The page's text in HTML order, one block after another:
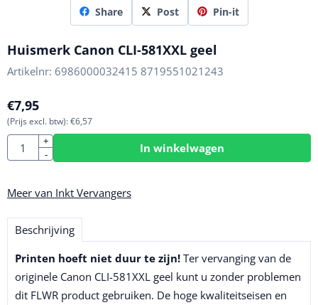
Share Post Pin-it
Huismerk Canon CLI-581XXL geel
Artikelnr: 6986000032415 8719551021243
€7,95
(Prijs excl. btw):€6,57
Aantal
+
-
In winkelwagen
Meer van Inkt Vervangers
Beschrijving
Printen hoeft niet duur te zijn! Ter vervanging van de
originele Canon CLI-581XXL geel kunt u zonder problemen
dit FLWR product gebruiken. De hoge kwaliteitseisen en